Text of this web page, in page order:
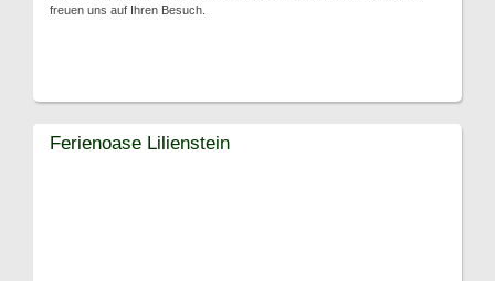
freuen uns auf Ihren Besuch.
Ferienoase Lilienstein